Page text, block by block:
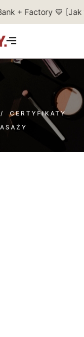
+ Factory 💛 [Jak
CERTYFIKATY